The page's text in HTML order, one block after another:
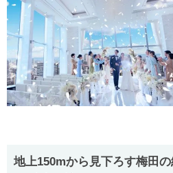
地上150mから見下ろす梅田